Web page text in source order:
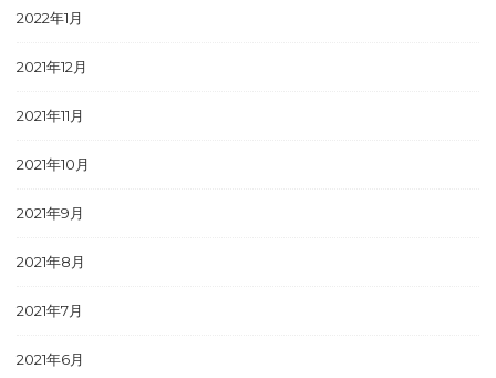
2022年1月
2021年12月
2021年11月
2021年10月
2021年9月
2021年8月
2021年7月
2021年6月